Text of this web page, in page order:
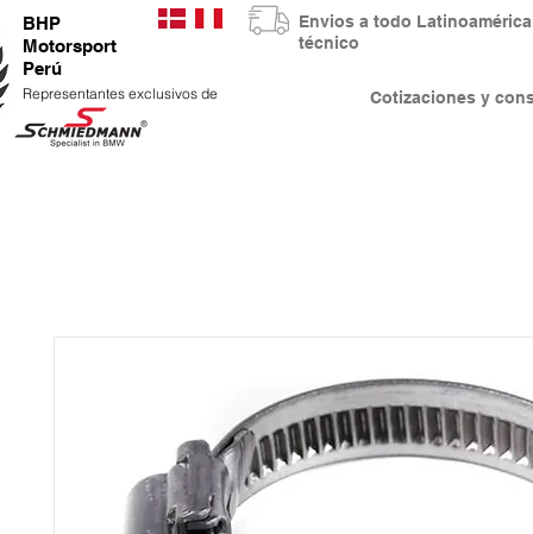
BHP
Motorsport
Perú
Representantes exclusivos de Cotizaciones y
Envios a todo
técnico